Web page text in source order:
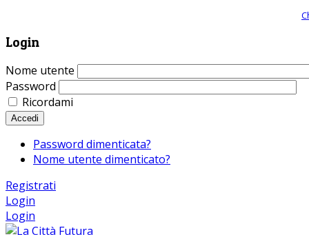
Login
Nome utente
Password
Ricordami
Accedi
Password dimenticata?
Nome utente dimenticato?
Registrati
Login
Login